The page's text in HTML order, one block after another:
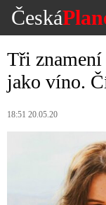
Česká
Tři znamení
jako víno.
18:51 20.05.20